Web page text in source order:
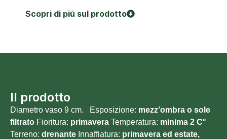
Scopri di più sul prodotto
Il prodotto
Diametro vaso 9 cm. Esposizione: mezz’ombra o sole
filtrato Fioritura: primavera Temperatura: minima 2 C°
Terreno: drenante Innaffiatura: primavera ed estate,